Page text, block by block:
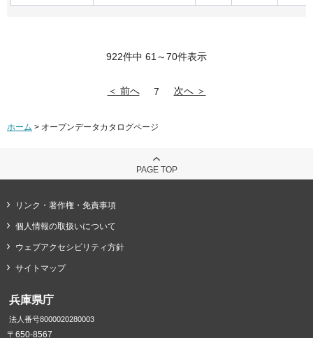
922件中 61～70件表示
＜ 前へ 7 次へ ＞
ホーム > オープンデータカタログページ
PAGE TOP
リンク・著作権・免責事項
個人情報の取扱いについて
ウェブアクセシビリティ方針
サイトマップ
兵庫県庁
法人番号8000020280003
〒650-8567